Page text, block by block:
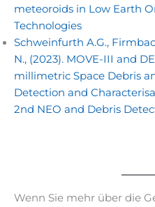
meteoroids in Low Earth
Technologies
Schweinfurth A.G.,
N., (2023). MOVE-III and
millimetric Space Debris
Detection and
2nd NEO and Debris
Wenn Sie mehr über die